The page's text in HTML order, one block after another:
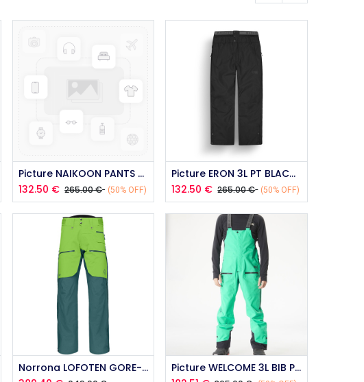
Add to Cart
Picture NAIKOON PANTS BLACK 2026
132.50 € 265.00€ (50% OFF)
Picture ERON 3L PT BLACK 2025
132.50 € 265.00€ (50% OFF)
Add to Cart
Norrona LOFOTEN GORE-TEX PRO PANT GREEN
Picture WELCOME 3L BIB PANTS GREEN 2024